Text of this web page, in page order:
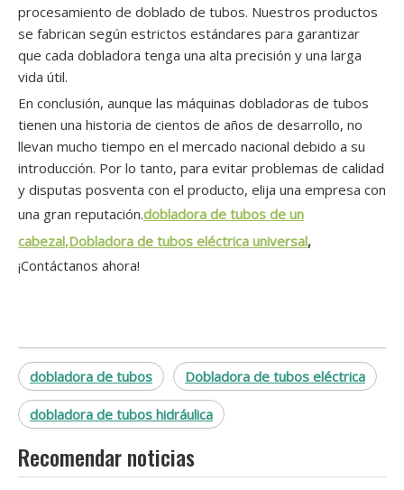
procesamiento de doblado de tubos. Nuestros productos
se fabrican según estrictos estándares para garantizar
que cada dobladora tenga una alta precisión y una larga
vida útil.
En conclusión, aunque las máquinas dobladoras de tubos
tienen una historia de cientos de años de desarrollo, no
llevan mucho tiempo en el mercado nacional debido a su
introducción. Por lo tanto, para evitar problemas de calidad
y disputas posventa con el producto, elija una empresa con
una gran reputación.dobladora de tubos de un
cabezal,Dobladora de tubos eléctrica universal,
¡Contáctanos ahora!
dobladora de tubos Dobladora de tubos eléctrica
dobladora de tubos hidráulica
Recomendar noticias